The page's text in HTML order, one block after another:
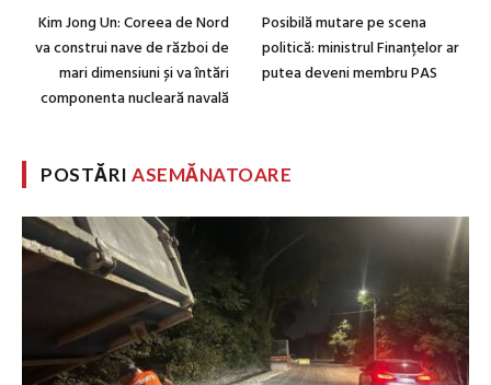
Kim Jong Un: Coreea de Nord
va construi nave de război de
mari dimensiuni și va întări
componenta nucleară navală
Posibilă mutare pe scena
politică: ministrul Finanțelor ar
putea deveni membru PAS
POSTĂRIASEMĂNATOARE